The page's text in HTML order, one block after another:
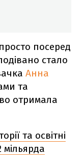
посеред
стало
Анна
та
отримала
та освітні